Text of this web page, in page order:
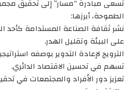
تسعى مبادرة “مسار” إلى تحقيق
الطموحة، أبرزها:
نشر ثقافة الصناعة المستدامة كأحد
على البيئة وتقليل الهدر.
الترويج لإعادة التدوير بوصفه
تسهم في تحسين الاقتصاد الدائري.
تعزيز دور الأفراد والمجتمعات في